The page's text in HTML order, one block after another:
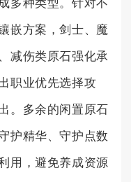
多种类型。针对不
嵌方案，剑士、魔
减伤类原石强化承
职业优先选择攻
。多余的闲置原石
护精华、守护点数
用，避免养成资源